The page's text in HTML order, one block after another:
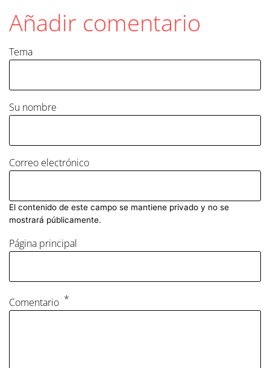
Añadir comentario
Tema
Su nombre
Correo electrónico
El contenido de este campo se mantiene privado y no se
mostrará públicamente.
Página principal
Comentario